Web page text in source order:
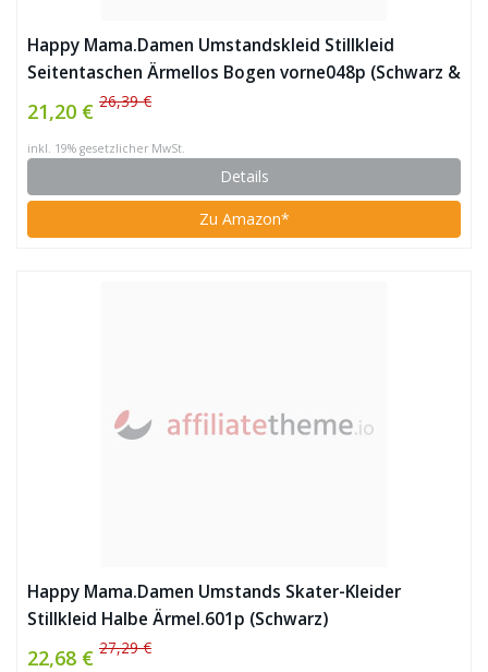
Happy Mama.Damen Umstandskleid Stillkleid
Seitentaschen Ärmellos Bogen vorne048p (Schwarz &
Graphit Melange)
21,20 € 26,39 €
inkl. 19% gesetzlicher MwSt.
Details
Zu Amazon*
Happy Mama.Damen Umstands Skater-Kleider
Stillkleid Halbe Ärmel.601p (Schwarz)
22,68 € 27,29 €